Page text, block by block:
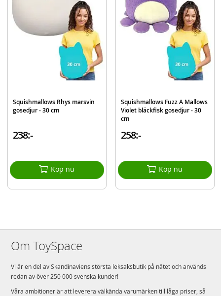
Squishmallows Rhys marsvin
gosedjur - 30 cm
238:-
Köp nu
Squishmallows Fuzz A Mallows
Violet bläckfisk gosedjur - 30
cm
258:-
Köp nu
Om ToySpace
Vi är en del av Skandinaviens största leksaksbutik på nätet och används
redan av över 250 000 svenska kunder!
Våra ambitioner är att leverera välkända varumärken till låga priser, så